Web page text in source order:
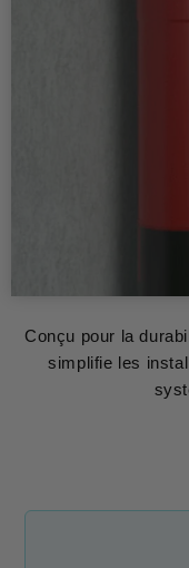
Conçu pour la
simplifie les